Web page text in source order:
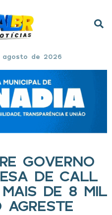
agosto de 2026
GOVERNO
DE CALL
MAIS DE 8 MIL
AGRESTE